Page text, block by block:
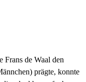
Frans de Waal den
prägte, konnte